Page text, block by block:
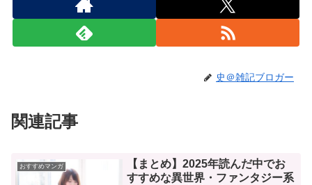
史＠雑記ブロガー
関連記事
おすすめマンガ
【まとめ】2025年読んだ中でお
すすめな異世界・ファンタジー系